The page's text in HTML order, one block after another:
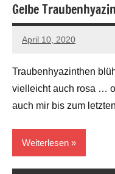
Gelbe
April 10, 2020
Andreas
Traubenhyazinthen
vielleicht auch rosa …
auch mir bis zum
Weiterlesen